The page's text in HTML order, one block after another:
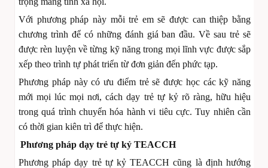
Với phương pháp này mỗi trẻ em sẽ được can thiệp bằng
chương trình để có những đánh giá ban đầu. Về sau trẻ sẽ
được rèn luyện về từng kỹ năng trong mọi lĩnh vực được sắp
xếp theo trình tự phát triển từ đơn giản đến phức tạp.
Phương pháp này có ưu điểm trẻ sẽ được học các kỹ năng
mới mọi lúc mọi nơi, cách dạy trẻ tự kỷ rõ ràng, hữu hiệu
trong quá trình chuyển hóa hành vi tiêu cực. Tuy nhiên cần
có thời gian kiên trì để thực hiện.
Phương pháp dạy trẻ tự kỷ TEACCH
Phương pháp dạy trẻ tự kỷ TEACCH cũng là định hướng